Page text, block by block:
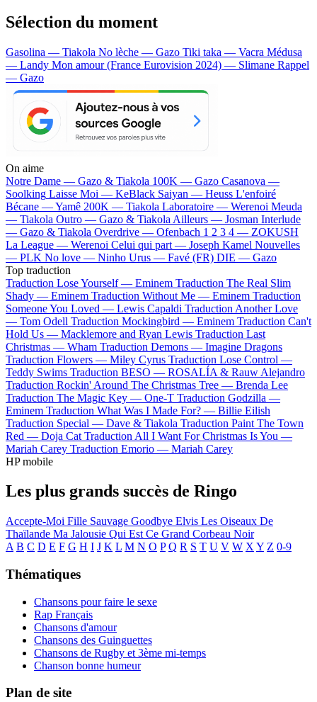
Sélection du moment
Gasolina — Tiakola No lèche — Gazo Tiki taka — Vacra Médusa
— Landy Mon amour (France Eurovision 2024) — Slimane Rappel
— Gazo
On aime
Notre Dame — Gazo & Tiakola 100K — Gazo Casanova —
Soolking Laisse Moi — KeBlack Saiyan — Heuss L'enfoiré
Bécane —Yamê 200K — Tiakola Laboratoire — Werenoi Meuda
— Tiakola Outro — Gazo & Tiakola Ailleurs — Josman Interlude
— Gazo & Tiakola Overdrive — Ofenbach 1 2 3 4 — ZOKUSH
La League — Werenoi Celui qui part — Joseph Kamel Nouvelles
— PLK No love — Ninho Urus — Favé (FR) DIE — Gazo
Top traduction
Traduction Lose Yourself — Eminem Traduction The Real Slim
Shady — Eminem Traduction Without Me — Eminem Traduction
Someone You Loved — Lewis Capaldi Traduction Another Love
— Tom Odell Traduction Mockingbird — Eminem Traduction Can't
Hold Us — Macklemore and Ryan Lewis Traduction Last
Christmas — Wham Traduction Demons — Imagine Dragons
Traduction Flowers — Miley Cyrus Traduction Lose Control —
Teddy Swims Traduction BESO — ROSALÍA & Rauw Alejandro
Traduction Rockin' Around The Christmas Tree — Brenda Lee
Traduction The Magic Key — One-T Traduction Godzilla —
Eminem Traduction What Was I Made For? — Billie Eilish
Traduction Special — Dave & Tiakola Traduction Paint The Town
Red — Doja Cat Traduction All I Want For Christmas Is You —
Mariah Carey Traduction Emorio — Mariah Carey
HP mobile
Les plus grands succès de Ringo
Accepte-Moi Fille Sauvage Goodbye Elvis Les Oiseaux De
Thaïlande Ma Jalousie Qui Est Ce Grand Corbeau Noir
A B C D E F G H I J K L M N O P Q R S T U V W X Y Z 0-9
Thématiques
Chansons pour faire le sexe
Rap Français
Chansons d'amour
Chansons des Guinguettes
Chansons de Rugby et 3ème mi-temps
Chanson bonne humeur
Plan de site